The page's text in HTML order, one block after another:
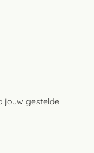
jouw gestelde